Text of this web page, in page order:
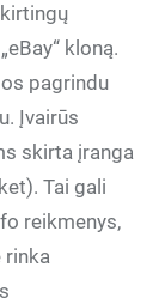
kloną.
pagrindu
Įvairūs
skirta įranga
Tai gali
reikmenys,
rinka